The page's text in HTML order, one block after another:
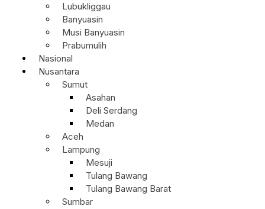
Lubukliggau
Banyuasin
Musi Banyuasin
Prabumulih
Nasional
Nusantara
Sumut
Asahan
Deli Serdang
Medan
Aceh
Lampung
Mesuji
Tulang Bawang
Tulang Bawang Barat
Sumbar